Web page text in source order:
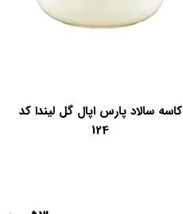
کاسه سالاد پارس اپال گل لیندا کد
124